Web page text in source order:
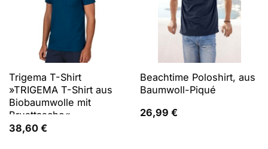
Trigema T-Shirt
»TRIGEMA T-Shirt aus
Biobaumwolle mit
Brusttasche«
38,60 €
Beachtime Poloshirt, aus
Baumwoll-Piqué
26,99 €